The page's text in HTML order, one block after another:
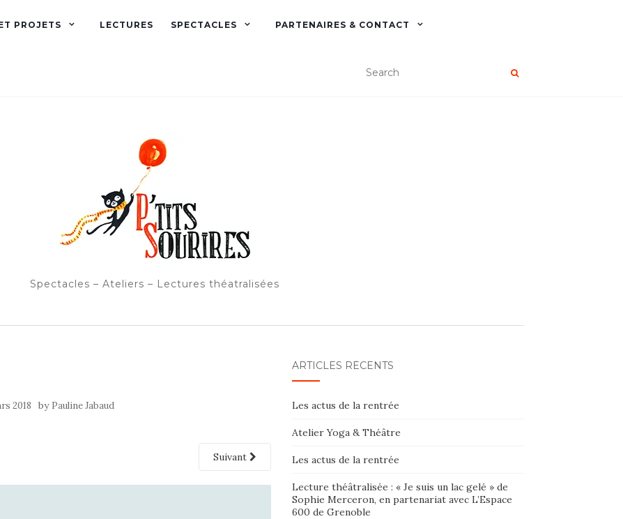
PROJETS LECTURES SPECTACLES PARTENAIRES & CONTACT
Spectacles – Ateliers – Lectures théatralisées
2018 by Pauline Jabaud
Suivant
ARTICLES RÉCENTS
Les actus de la rentrée
Atelier Yoga & Théâtre
Les actus de la rentrée
Lecture théâtralisée : « Je suis un lac gelé » de
Sophie Merceron, en partenariat avec L’Espace
600 de Grenoble